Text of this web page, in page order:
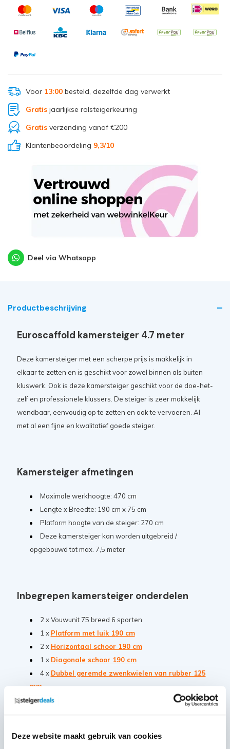
Deze website maakt gebruik van cookies
Voor 13:00besteld, dezelfde dag verwerkt
Gratisjaarlijkse rolsteigerkeuring
Gratisverzending vanaf €200
Klantenbeoordeling 9,3/10
Deel via Whatsapp
Productbeschrijving
Euroscaffold kamersteiger 4.7 meter
Deze kamersteiger met een scherpe prijs is makkelijk in
elkaar te zetten en is geschikt voor zowel binnen als buiten
kluswerk. Ook is deze kamersteiger geschikt voor de doe-het-
zelf en professionele klussers. De steiger is zeer makkelijk
wendbaar, eenvoudig op te zetten en ook te vervoeren. Al
met al een fijne en kwalitatief goede steiger.
Kamersteiger afmetingen
Maximale werkhoogte: 470 cm
Lengte x Breedte: 190 cm x 75 cm
Platform hoogte van de steiger: 270 cm
Deze kamersteiger kan worden uitgebreid /
opgebouwd tot max. 7,5 meter
Inbegrepen kamersteiger onderdelen
2 x Vouwunit 75 breed 6 sporten
1 x Platform met luik 190 cm
2 x Horizontaal schoor 190 cm
1 x Diagonale schoor 190 cm
4 x Dubbel geremde zwenkwielen van rubber 125
mm
8 xBorgclips